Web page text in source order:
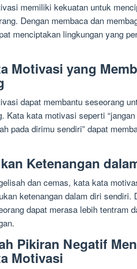
memiliki kekuatan untuk
Dengan membaca dan
menciptakan lingkungan yang
Motivasi yang
dapat membantu seseorang
Kata kata motivasi seperti “jangan
pada dirimu sendiri” dapat
Ketenangan
dan cemas, kata kata
ketenangan dalam diri sendiri.
dapat merasa lebih tentram
Pikiran Negatif
Motivasi